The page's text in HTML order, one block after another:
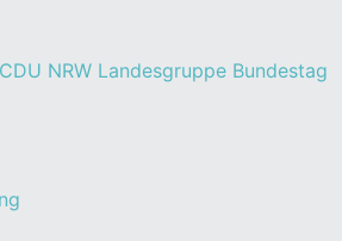
CDU NRW Landesgruppe Bundestag